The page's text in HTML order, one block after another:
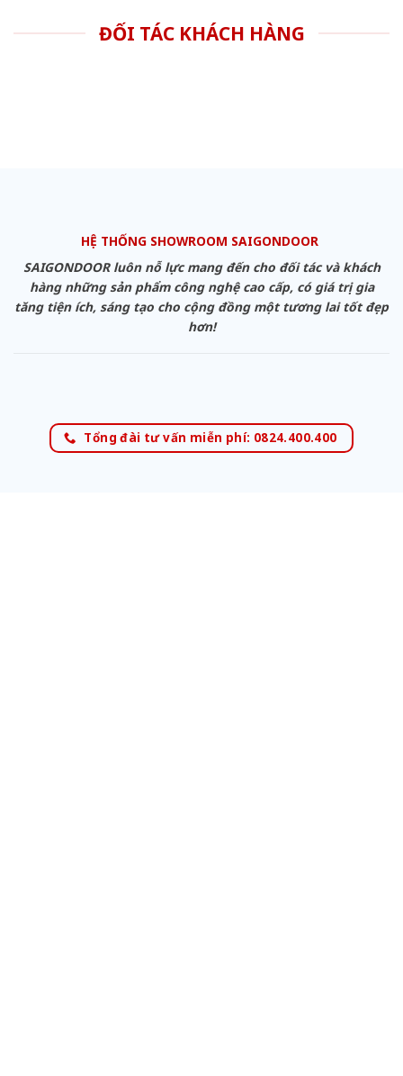
ĐỐI TÁC KHÁCH HÀNG
HỆ THỐNG SHOWROOM SAIGONDOOR
SAIGONDOOR luôn nỗ lực mang đến cho đối tác và khách
hàng những sản phẩm công nghệ cao cấp, có giá trị gia
tăng tiện ích, sáng tạo cho cộng đồng một tương lai tốt đẹp
hơn!
Tổng đài tư vấn miễn phí: 0824.400.400